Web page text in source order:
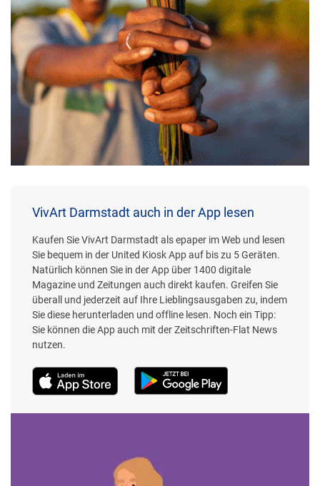
VivArt Darmstadt auch in der App lesen
Kaufen Sie VivArt Darmstadt als epaper im Web und lesen
Sie bequem in der United Kiosk App auf bis zu 5 Geräten.
Natürlich können Sie in der App über 1400 digitale
Magazine und Zeitungen auch direkt kaufen. Greifen Sie
überall und jederzeit auf Ihre Lieblingsausgaben zu, indem
Sie diese herunterladen und offline lesen. Noch ein Tipp:
Sie können die App auch mit der Zeitschriften-Flat News
nutzen.